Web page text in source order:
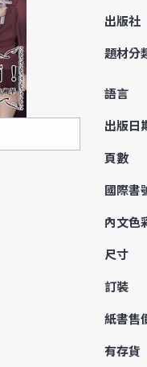
出版社
題材分
語言
出版日
頁數
國際書
內文色
尺寸
訂裝
紙書售
有存貨